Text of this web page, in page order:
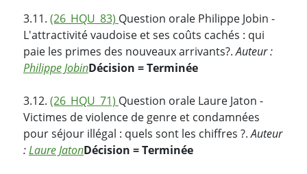
3.11. (26_HQU_83) Question orale Philippe Jobin -
L'attractivité vaudoise et ses coûts cachés : qui
paie les primes des nouveaux arrivants?.Auteur :
Philippe JobinDécision = Terminée
3.12. (26_HQU_71) Question orale Laure Jaton -
Victimes de violence de genre et condamnées
pour séjour illégal : quels sont les chiffres ?.Auteur
:Laure JatonDécision = Terminée